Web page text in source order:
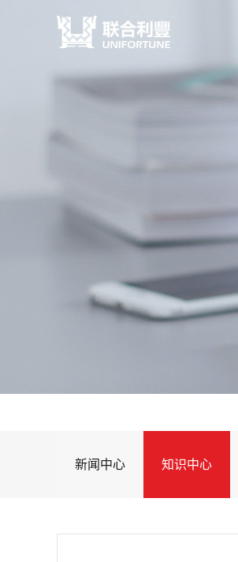
新闻中心 知识中心